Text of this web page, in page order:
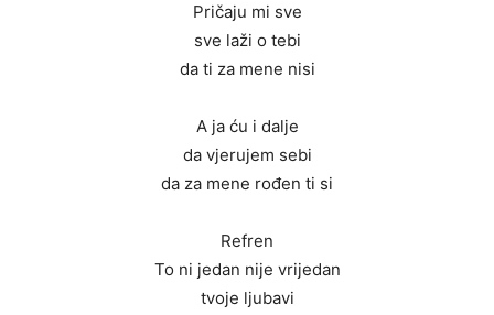
Pričaju mi sve
sve laži o tebi
da ti za mene nisi
A ja ću i dalje
da vjerujem sebi
da za mene rođen ti si
Refren
To ni jedan nije vrijedan
tvoje ljubavi